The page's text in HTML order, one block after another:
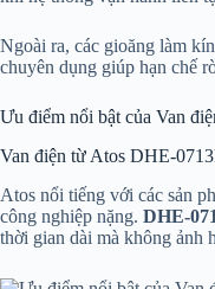
Ngoài ra, các gioăng làm
chuyên dụng giúp hạn chế
Ưu điểm nổi bật của Van
Van điện từ Atos DHE-
Atos nổi tiếng với các sản
công nghiệp nặng. DHE-
thời gian dài mà không ảnh